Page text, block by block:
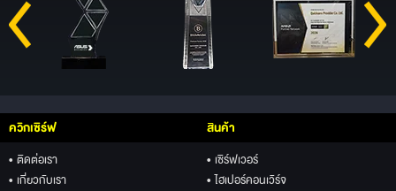
ควิกเซิร์ฟ
• ติดต่อเรา
• เกี่ยวกับเรา
สินค้า
• เซิร์ฟเวอร์
• ไฮเปอร์คอนเวิร์จ